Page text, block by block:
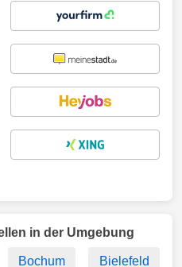
in der Umgebung
Bochum Bielefeld